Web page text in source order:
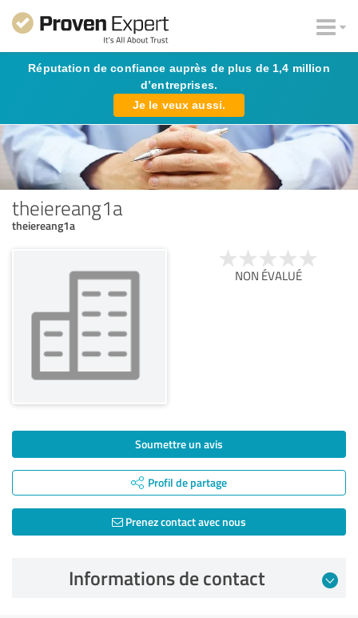
Réputation de confiance auprès de plus de 1,4 million
d’entreprises.
Je le veux aussi.
theiereang1a
theiereang1a
NON ÉVALUÉ
Soumettre un avis
Profil de partage
Prenez contact avec nous
Informations de contact